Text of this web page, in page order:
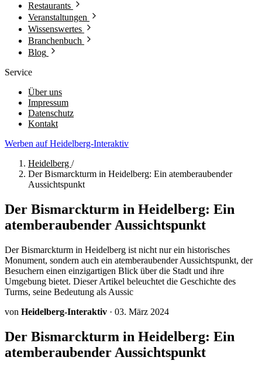
Restaurants
Veranstaltungen
Wissenswertes
Branchenbuch
Blog
Service
Über uns
Impressum
Datenschutz
Kontakt
Werben auf Heidelberg-Interaktiv
Heidelberg /
Der Bismarckturm in Heidelberg: Ein atemberaubender
Aussichtspunkt
Der Bismarckturm in Heidelberg: Ein
atemberaubender Aussichtspunkt
Der Bismarckturm in Heidelberg ist nicht nur ein historisches
Monument, sondern auch ein atemberaubender Aussichtspunkt, der
Besuchern einen einzigartigen Blick über die Stadt und ihre
Umgebung bietet. Dieser Artikel beleuchtet die Geschichte des
Turms, seine Bedeutung als Aussic
von Heidelberg-Interaktiv · 03. März 2024
Der Bismarckturm in Heidelberg: Ein
atemberaubender Aussichtspunkt